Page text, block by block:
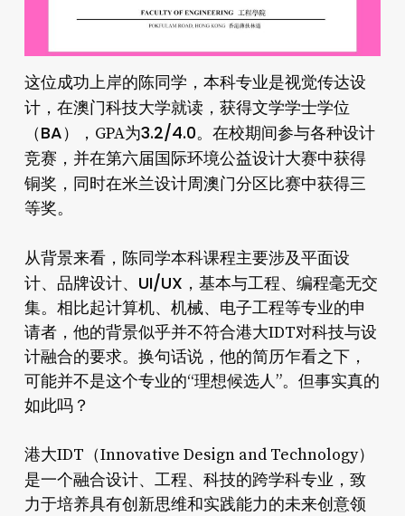
这位成功上岸的陈同学，本科专业是视觉传达设
计，在澳门科技大学就读，获得文学学士学位
（BA）
，GPA为3.2/4.0。在校期间参与各种设计
竞赛，并在第六届国际环境公益设计大赛中获得
铜奖，同时在米兰设计周澳门分区比赛中获得三
等奖。
从背景来看，陈同学本科课程主要涉及平面设
计、品牌设计、UI/UX ，基本与工程、编程毫无交
集。相比起计算机、机械、电子工程等专业的申
请者，他的背景似乎并不符合港大IDT对科技与设
计融合的要求。换句话说，他的简历乍看之下，
可能并不是这个专业的“理想候选人”。但事实真的
如此吗？
港大IDT（Innovative Design and Technology）
是一个融合设计、工程、科技的跨学科专业，致
力于培养具有创新思维和实践能力的未来创意领